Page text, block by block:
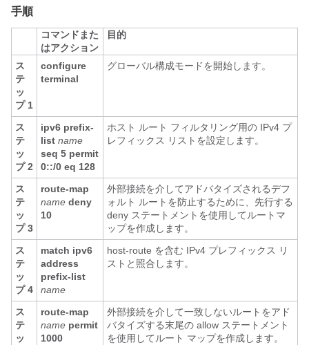
手順
コマンドまた
はアクション
目的
ス
テ
ッ
プ 1
configure
terminal
グローバル構成モードを開始します。
ス
テ
ッ
プ 2
ipv6 prefix-
list name
seq 5 permit
0::/0 eq 128
ホスト ルート フィルタリング用の IPv4 プ
レフィックス リストを設定します。
ス
テ
ッ
プ 3
route-map
name deny
10
外部接続を介してアドバタイズされるデフ
ォルト ルートを防止するために、先行する
deny ステートメントを使用してルートマ
ップを作成します。
ス
テ
ッ
プ 4
match ipv6
address
prefix-list
name
host-route を含む IPv4 プレフィックス リ
ストと照合します。
ス
テ
ッ
route-map
name permit
1000
外部接続を介して一致しないルートをアド
バタイズする末尾の allow ステートメント
を使用してルート マップを作成します。